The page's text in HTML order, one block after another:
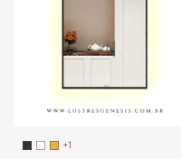
+1